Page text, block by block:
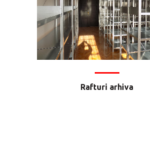
Rafturi arhiva